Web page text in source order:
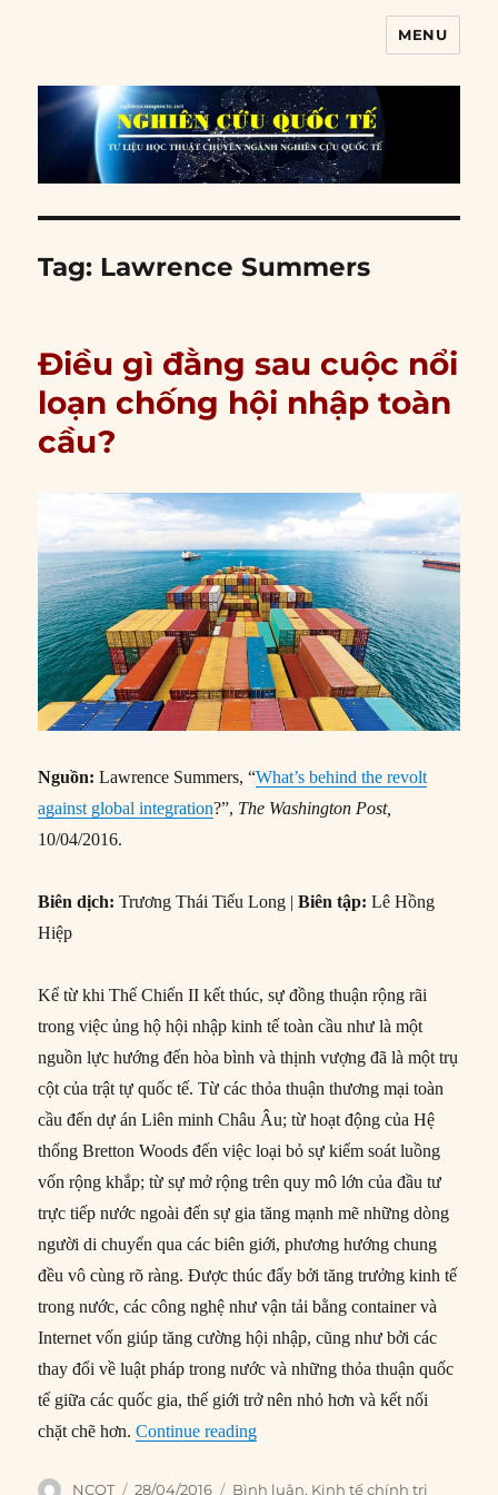
MENU
Tag: Lawrence Summers
Điều gì đằng sau cuộc nổi
loạn chống hội nhập toàn
cầu?
Nguồn:Lawrence Summers, “What’s behind the revolt
against global integration?”, The Washington Post,
10/04/2016.
Biên dịch: Trương Thái Tiểu Long |Biên tập: Lê Hồng
Hiệp
Kể từ khi Thế Chiến II kết thúc, sự đồng thuận rộng rãi
trong việc ủng hộ hội nhập kinh tế toàn cầu như là một
nguồn lực hướng đến hòa bình và thịnh vượng đã là một trụ
cột của trật tự quốc tế. Từ các thỏa thuận thương mại toàn
cầu đến dự án Liên minh Châu Âu; từ hoạt động của Hệ
thống Bretton Woods đến việc loại bỏ sự kiểm soát luồng
vốn rộng khắp; từ sự mở rộng trên quy mô lớn của đầu tư
trực tiếp nước ngoài đến sự gia tăng mạnh mẽ những dòng
người di chuyển qua các biên giới, phương hướng chung
đều vô cùng rõ ràng. Được thúc đẩy bởi tăng trưởng kinh tế
trong nước, các công nghệ như vận tải bằng container và
Internet vốn giúp tăng cường hội nhập, cũng như bởi các
thay đổi về luật pháp trong nước và những thỏa thuận quốc
tế giữa các quốc gia, thế giới trở nên nhỏ hơn và kết nối
chặt chẽ hơn.Continue reading“Điều gì đằng sau cuộc nổi loạn
Author
NCQT
Posted
28/04/2016 Categories
Bình luận, Kinh tế chính trị